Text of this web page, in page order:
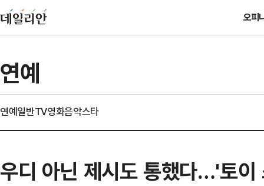
오피
연예
연예일반TV영화음악스타
우디 아닌 제시도 통했다…'토